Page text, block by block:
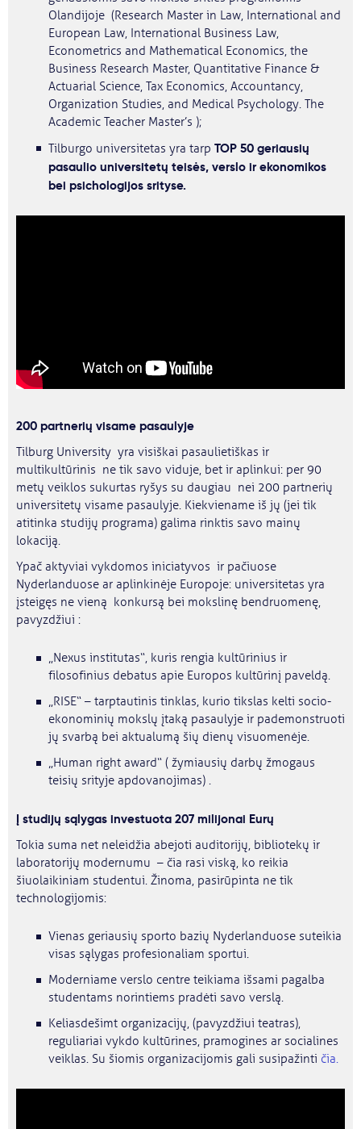
Olandijoje (Research Master in Law, International and
European Law, International Business Law,
Econometrics and Mathematical Economics, the
Business Research Master, Quantitative Finance &
Actuarial Science, Tax Economics, Accountancy,
Organization Studies, and Medical Psychology. The
Academic Teacher Master’s );
Tilburgo universitetas yra tarp TOP 50 geriausių
pasaulio universitetų teisės, verslo ir ekonomikos
bei psichologijos srityse.
200 partnerių visame pasaulyje
Tilburg University yra visiškai pasaulietiškas ir
multikultūrinis ne tik savo viduje, bet ir aplinkui: per 90
metų veiklos sukurtas ryšys su daugiau nei 200 partnerių
universitetų visame pasaulyje. Kiekviename iš jų (jei tik
atitinka studijų programa) galima rinktis savo mainų
lokaciją.
Ypač aktyviai vykdomos iniciatyvos ir pačiuose
Nyderlanduose ar aplinkinėje Europoje: universitetas yra
įsteigęs ne vieną konkursą bei mokslinę bendruomenę,
pavyzdžiui :
„Nexus institutas“, kuris rengia kultūrinius ir
filosofinius debatus apie Europos kultūrinį paveldą.
„RISE“ – tarptautinis tinklas, kurio tikslas kelti socio-
ekonominių mokslų įtaką pasaulyje ir pademonstruoti
jų svarbą bei aktualumą šių dienų visuomenėje.
„Human right award“ ( žymiausių darbų žmogaus
teisių srityje apdovanojimas) .
Į studijų sąlygas investuota 207 milijonai Eurų
Tokia suma net neleidžia abejoti auditorijų, bibliotekų ir
laboratorijų modernumu – čia rasi viską, ko reikia
šiuolaikiniam studentui. Žinoma, pasirūpinta ne tik
technologijomis:
Vienas geriausių sporto bazių Nyderlanduose suteikia
visas sąlygas profesionaliam sportui.
Moderniame verslo centre teikiama išsami pagalba
studentams norintiems pradėti savo verslą.
Keliasdešimt organizacijų, (pavyzdžiui teatras),
reguliariai vykdo kultūrines, pramogines ar socialines
veiklas. Su šiomis organizacijomis gali susipažinti čia.